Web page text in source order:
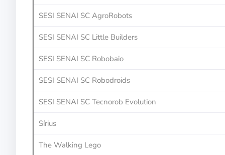
SESI SENAI SC AgroRobots
SESI SENAI SC Little Builders
SESI SENAI SC Robobaio
SESI SENAI SC Robodroids
SESI SENAI SC Tecnorob Evolution
Sírius
The Walking Lego